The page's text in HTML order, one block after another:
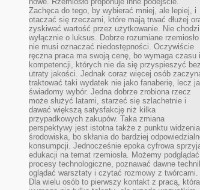
Zachęca do tego, by wybierać mniej, ale lepiej, i
otaczać się rzeczami, które mają trwać dłużej
zyskiwać wartość przez użytkowanie. Nie chodzi
wyłącznie o luksus. Dobrze rozumiane rzemiosło
nie musi oznaczać niedostępności. Oczywiście
ręczna praca ma swoją cenę, bo wymaga czasu i
kompetencji, których nie da się przyspieszyć bez
utraty jakości. Jednak coraz więcej osób
traktować taki wydatek nie jako fanaberię, lecz
świadomy wybór. Jedna dobrze zrobiona rzecz
może służyć latami, starzeć się szlachetnie i
dawać większą satysfakcję niż kilka
przypadkowych zakupów. Taka zmiana
perspektywy jest istotna także z punktu widzenia
środowiska, bo skłania do bardziej
konsumpcji. Jednocześnie epoka cyfrowa
edukacji na temat rzemiosła. Możemy podglądać
procesy technologiczne, poznawać dawne
oglądać warsztaty i czytać rozmowy z twórcami.
Dla wielu osób to pierwszy kontakt z pracą, która